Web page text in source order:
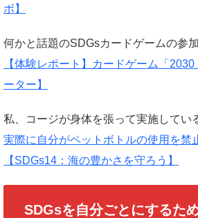
ボ】
何かと話題のSDGsカードゲームの参
【体験レポート】カードゲーム「
ーター】
私、コージが身体を張って実施してい
実際に自分がペットボトルの使用を禁
【SDGs14：海の豊かさを守ろう】
SDGsを自分ごとにするた